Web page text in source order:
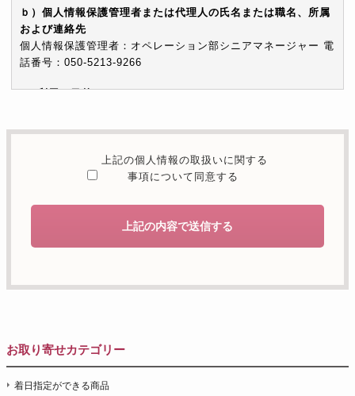
ｂ）個人情報保護管理者または代理人の氏名または職名、所属
および連絡先
個人情報保護管理者：オペレーション部シニアマネージャー 電
話番号：050-5213-9266
c）利用の目的
合わせを適切に受け付け、当社が提供するサービスに関する情
d）個人情報を第三者に提供することが予定される場合の事項
た個人情報を第三者に提供することはありません。
ことがあります。
利用目的の通知・開示・内容の訂正・追加または削除・利用の
停止・消去および第三者への提供の停止（「開示等」といいま
す。）に応じます。開示等のお問合せは下記の連絡先までお願
上記の個人情報の取扱いに関する
事項について同意する
上記の内容で送信する
お取り寄せカテゴリー
着日指定ができる商品